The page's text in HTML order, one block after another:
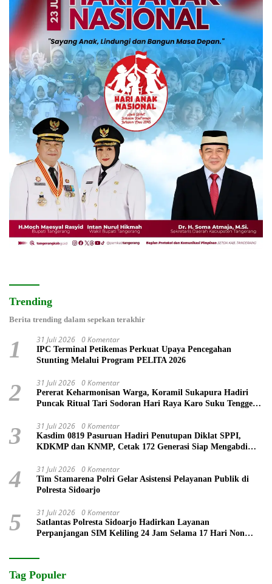
Trending
Berita trending dalam sepekan terakhir
1 31 Juli 2026 0 Komentar
IPC Terminal Petikemas Perkuat Upaya Pencegahan
Stunting Melalui Program PELITA 2026
2 31 Juli 2026 0 Komentar
Pererat Keharmonisan Warga, Koramil Sukapura Hadiri
Puncak Ritual Tari Sodoran Hari Raya Karo Suku Tengger
3 31 Juli 2026 0 Komentar
Kasdim 0819 Pasuruan Hadiri Penutupan Diklat SPPI,
KDKMP dan KNMP, Cetak 172 Generasi Siap Mengabdi
4 31 Juli 2026 0 Komentar
Tim Stamarena Polri Gelar Asistensi Pelayanan Publik di
Polresta Sidoarjo
5 31 Juli 2026 0 Komentar
Satlantas Polresta Sidoarjo Hadirkan Layanan
Perpanjangan SIM Keliling 24 Jam Selama 17 Hari Non
Tag Populer